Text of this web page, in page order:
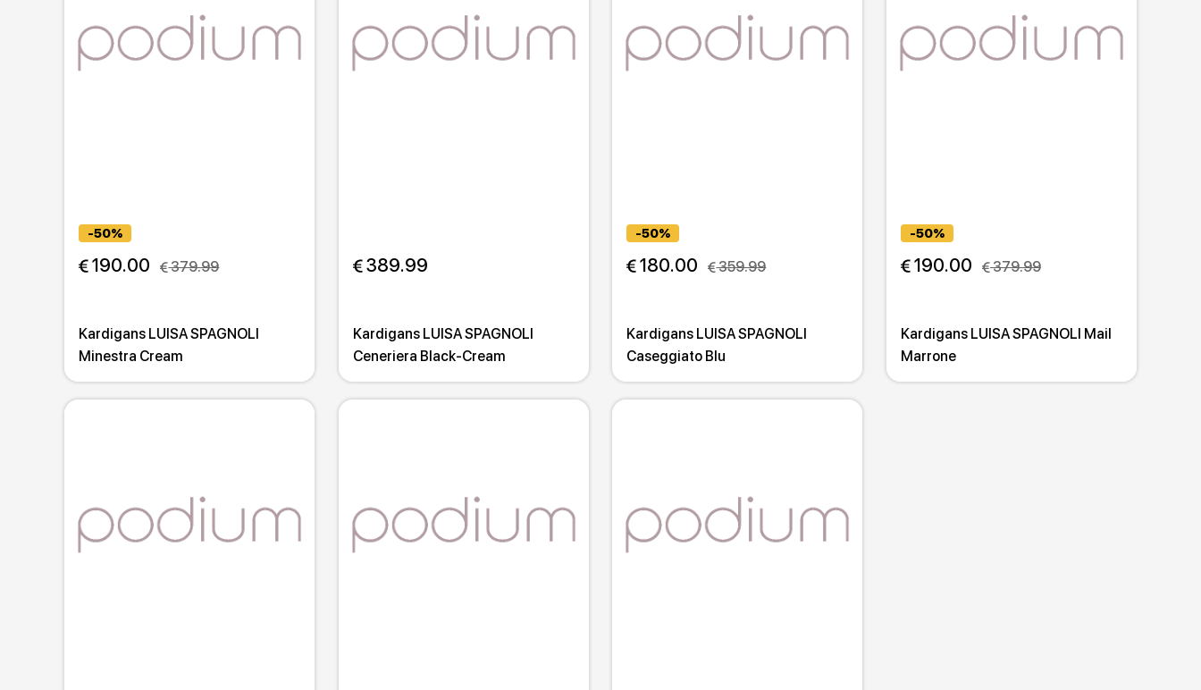
-50%
190.00 379.99
Kardigans LUISA SPAGNOLI
Minestra Cream
389.99
Kardigans LUISA SPAGNOLI
Ceneriera Black-Cream
-50%
180.00 359.99
Kardigans LUISA SPAGNOLI
Caseggiato Blu
-50%
190.00 379.99
Kardigans LUISA SPAGNOLI Mail
Marrone